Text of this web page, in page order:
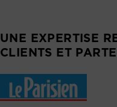
UNE EXPERTISE
CLIENTS ET